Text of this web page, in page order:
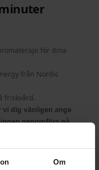
Om
för dina
från Nordic
friskvård.
dig vänligen ange
genomförs på
betalningsätt.